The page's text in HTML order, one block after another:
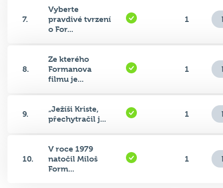
7.
Vyberte
pravdivé tvrzení
o For...
1
8.
Ze kterého
Formanova
filmu je...
1
9.
„Ježíši Kriste,
přechytračil j...
1
10.
V roce 1979
natočil Miloš
Form...
1